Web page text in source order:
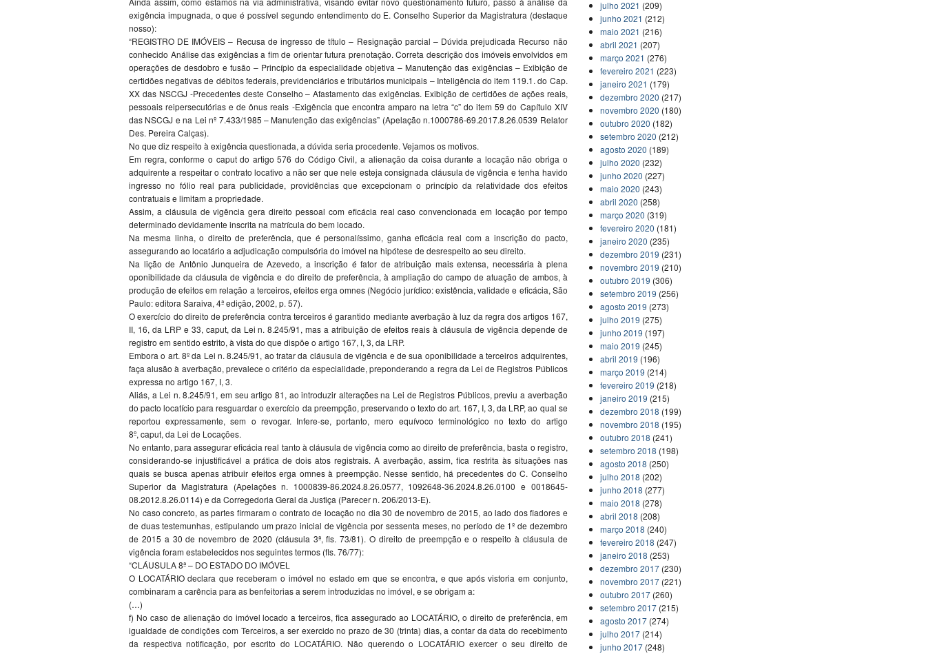
exigência impugnada, o que é possível segundo entendimento do E. Conselho Superior da Magistratura (destaque
nosso):
“REGISTRO DE IMÓVEIS – Recusa de ingresso de título – Resignação parcial – Dúvida prejudicada Recurso não
conhecido Análise das exigências a fim de orientar futura prenotação. Correta descrição dos imóveis envolvidos em
operações de desdobro e fusão – Princípio da especialidade objetiva – Manutenção das exigências – Exibição de
certidões negativas de débitos federais, previdenciários e tributários municipais – Inteligência do item 119.1. do Cap.
XX das NSCGJ -Precedentes deste Conselho – Afastamento das exigências. Exibição de certidões de ações reais,
pessoais reipersecutórias e de ônus reais -Exigência que encontra amparo na letra “c” do item 59 do Capítulo XIV
das NSCGJ e na Lei nº 7.433/1985 – Manutenção das exigências” (Apelação n.1000786-69.2017.8.26.0539 Relator
Des. Pereira Calças).
No que diz respeito à exigência questionada, a dúvida seria procedente. Vejamos os motivos.
Em regra, conforme o caput do artigo 576 do Código Civil, a alienação da coisa durante a locação não obriga o
adquirente a respeitar o contrato locativo a não ser que nele esteja consignada cláusula de vigência e tenha havido
ingresso no fólio real para publicidade, providências que excepcionam o princípio da relatividade dos efeitos
contratuais e limitam a propriedade.
Assim, a cláusula de vigência gera direito pessoal com eficácia real caso convencionada em locação por tempo
determinado devidamente inscrita na matrícula do bem locado.
Na mesma linha, o direito de preferência, que é personalíssimo, ganha eficácia real com a inscrição do pacto,
assegurando ao locatário a adjudicação compulsória do imóvel na hipótese de desrespeito ao seu direito.
Na lição de Antônio Junqueira de Azevedo, a inscrição é fator de atribuição mais extensa, necessária à plena
oponibilidade da cláusula de vigência e do direito de preferência, à ampliação do campo de atuação de ambos, à
produção de efeitos em relação a terceiros, efeitos erga omnes (Negócio jurídico: existência, validade e eficácia, São
Paulo: editora Saraiva, 4ª edição, 2002, p. 57).
O exercício do direito de preferência contra terceiros é garantido mediante averbação à luz da regra dos artigos 167,
II, 16, da LRP e 33, caput, da Lei n. 8.245/91, mas a atribuição de efeitos reais à cláusula de vigência depende de
registro em sentido estrito, à vista do que dispõe o artigo 167, I, 3, da LRP.
Embora o art. 8º da Lei n. 8.245/91, ao tratar da cláusula de vigência e de sua oponibilidade a terceiros adquirentes,
faça alusão à averbação, prevalece o critério da especialidade, preponderando a regra da Lei de Registros Públicos
expressa no artigo 167, I, 3.
Aliás, a Lei n. 8.245/91, em seu artigo 81, ao introduzir alterações na Lei de Registros Públicos, previu a averbação
do pacto locatício para resguardar o exercício da preempção, preservando o texto do art. 167, I, 3, da LRP, ao qual se
reportou expressamente, sem o revogar. Infere-se, portanto, mero equívoco terminológico no texto do artigo
8º, caput, da Lei de Locações.
No entanto, para assegurar eficácia real tanto à cláusula de vigência como ao direito de preferência, basta o registro,
considerando-se injustificável a prática de dois atos registrais. A averbação, assim, fica restrita às situações nas
quais se busca apenas atribuir efeitos erga omnes à preempção. Nesse sentido, há precedentes do C. Conselho
Superior da Magistratura (Apelações n. 1000839-86.2024.8.26.0577, 1092648-36.2024.8.26.0100 e 0018645-
08.2012.8.26.0114) e da Corregedoria Geral da Justiça (Parecer n. 206/2013-E).
No caso concreto, as partes firmaram o contrato de locação no dia 30 de novembro de 2015, ao lado dos fiadores e
de duas testemunhas, estipulando um prazo inicial de vigência por sessenta meses, no período de 1º de dezembro
de 2015 a 30 de novembro de 2020 (cláusula 3ª, fls. 73/81). O direito de preempção e o respeito à cláusula de
vigência foram estabelecidos nos seguintes termos (fls. 76/77):
“CLÁUSULA 8ª – DO ESTADO DO IMÓVEL
O LOCATÁRIO declara que receberam o imóvel no estado em que se encontra, e que após vistoria em conjunto,
combinaram a carência para as benfeitorias a serem introduzidas no imóvel, e se obrigam a:
(…)
f) No caso de alienação do imóvel locado a terceiros, fica assegurado ao LOCATÁRIO, o direito de preferência, em
igualdade de condições com Terceiros, a ser exercido no prazo de 30 (trinta) dias, a contar da data do recebimento
da respectiva notificação, por escrito do LOCATÁRIO. Não querendo o LOCATÁRIO exercer o seu direito de
julho 2021 (209)
junho 2021 (212)
maio 2021 (216)
abril 2021 (207)
março 2021 (276)
fevereiro 2021 (223)
janeiro 2021 (179)
dezembro 2020 (217)
novembro 2020 (180)
outubro 2020 (182)
setembro 2020 (212)
agosto 2020 (189)
julho 2020 (232)
junho 2020 (227)
maio 2020 (243)
abril 2020 (258)
março 2020 (319)
fevereiro 2020 (181)
janeiro 2020 (235)
dezembro 2019 (231)
novembro 2019 (210)
outubro 2019 (306)
setembro 2019 (256)
agosto 2019 (273)
julho 2019 (275)
junho 2019 (197)
maio 2019 (245)
abril 2019 (196)
março 2019 (214)
fevereiro 2019 (218)
janeiro 2019 (215)
dezembro 2018 (199)
novembro 2018 (195)
outubro 2018 (241)
setembro 2018 (198)
agosto 2018 (250)
julho 2018 (202)
junho 2018 (277)
maio 2018 (278)
abril 2018 (208)
março 2018 (240)
fevereiro 2018 (247)
janeiro 2018 (253)
dezembro 2017 (230)
novembro 2017 (221)
outubro 2017 (260)
setembro 2017 (215)
agosto 2017 (274)
julho 2017 (214)
junho 2017 (248)